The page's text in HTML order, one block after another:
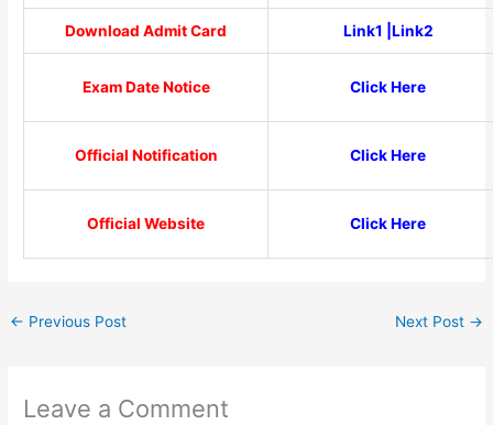
Download Admit Card Link1 |Link2
Exam Date Notice Click Here
Official Notification Click Here
Official Website Click Here
← Previous Post Next Post →
Leave a Comment